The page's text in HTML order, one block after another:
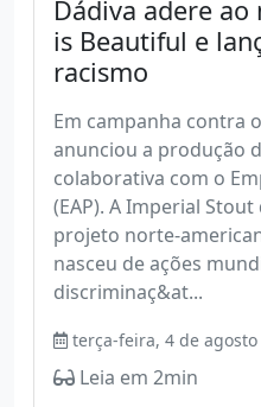
Dádiva adere
is Beautiful e
racismo
Em campanha contra
anunciou a produção
colaborativa com o
(EAP). A Imperial
projeto norte-
nasceu de ações
discriminaç&at...
terça-feira, 4 de agosto
Leia em 2min